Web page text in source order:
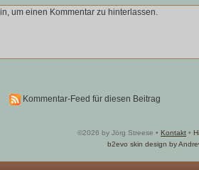
Kommentar-Feed für diesen Beitrag
©2026 by Jörg Streese • Kontakt •
b2evo skin design by